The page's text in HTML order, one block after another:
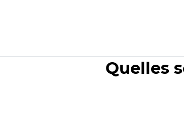
Quelles